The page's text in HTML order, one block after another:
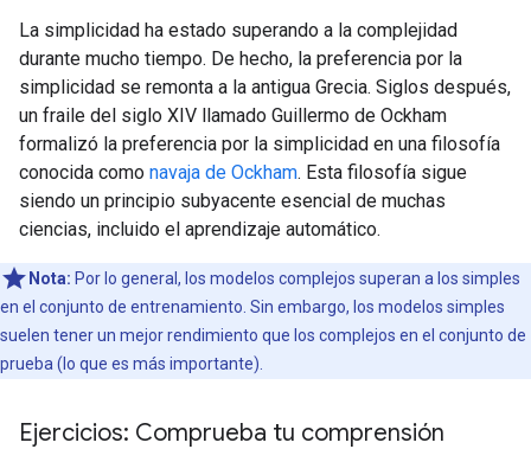
La simplicidad ha estado superando a la complejidad
durante mucho tiempo. De hecho, la preferencia por la
simplicidad se remonta a la antigua Grecia. Siglos después,
un fraile del siglo XIV llamado Guillermo de Ockham
formalizó la preferencia por la simplicidad en una filosofía
conocida como navaja de Ockham. Esta filosofía sigue
siendo un principio subyacente esencial de muchas
ciencias, incluido el aprendizaje automático.
Nota: Por lo general, los modelos complejos superan a los simples
en el conjunto de entrenamiento. Sin embargo, los modelos simples
suelen tener un mejor rendimiento que los complejos en el conjunto de
prueba (lo que es más importante).
Ejercicios: Comprueba tu comprensión